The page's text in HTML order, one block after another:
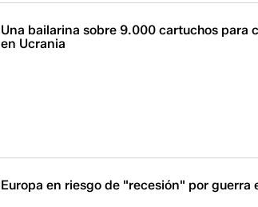
Una bailarina sobre 9.000 cartuchos para
en Ucrania
Europa en riesgo de "recesión" por